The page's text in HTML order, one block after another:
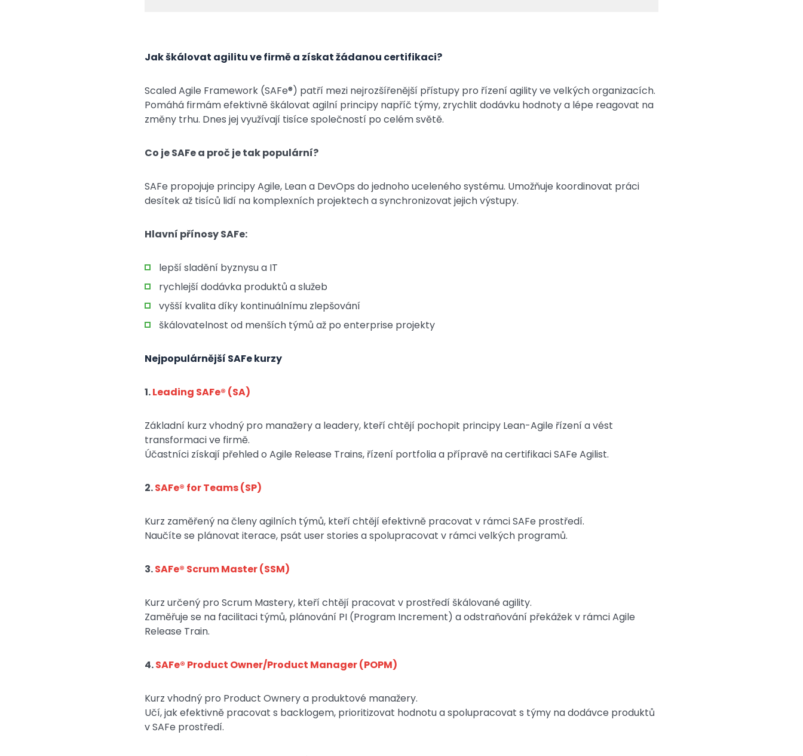
Jak škálovat agilitu ve firmě a získat žádanou certifikaci?
Scaled Agile Framework (SAFe®) patří mezi nejrozšířenější přístupy pro řízení agility ve velkých organizacích.
Pomáhá firmám efektivně škálovat agilní principy napříč týmy, zrychlit dodávku hodnoty a lépe reagovat na
změny trhu. Dnes jej využívají tisíce společností po celém světě.
Co je SAFe a proč je tak populární?
SAFe propojuje principy Agile, Lean a DevOps do jednoho uceleného systému. Umožňuje koordinovat práci
desítek až tisíců lidí na komplexních projektech a synchronizovat jejich výstupy.
Hlavní přínosy SAFe:
lepší sladění byznysu a IT
rychlejší dodávka produktů a služeb
vyšší kvalita díky kontinuálnímu zlepšování
škálovatelnost od menších týmů až po enterprise projekty
Nejpopulárnější SAFe kurzy
1.Leading SAFe® (SA)
Základní kurz vhodný pro manažery a leadery, kteří chtějí pochopit principy Lean-Agile řízení a vést
transformaci ve firmě.
Účastníci získají přehled o Agile Release Trains, řízení portfolia a přípravě na certifikaci SAFe Agilist.
2.SAFe® for Teams (SP)
Kurz zaměřený na členy agilních týmů, kteří chtějí efektivně pracovat v rámci SAFe prostředí.
Naučíte se plánovat iterace, psát user stories a spolupracovat v rámci velkých programů.
3.SAFe® Scrum Master (SSM)
Kurz určený pro Scrum Mastery, kteří chtějí pracovat v prostředí škálované agility.
Zaměřuje se na facilitaci týmů, plánování PI (Program Increment) a odstraňování překážek v rámci Agile
Release Train.
4.SAFe® Product Owner/Product Manager (POPM)
Kurz vhodný pro Product Ownery a produktové manažery.
Učí, jak efektivně pracovat s backlogem, prioritizovat hodnotu a spolupracovat s týmy na dodávce produktů
v SAFe prostředí.